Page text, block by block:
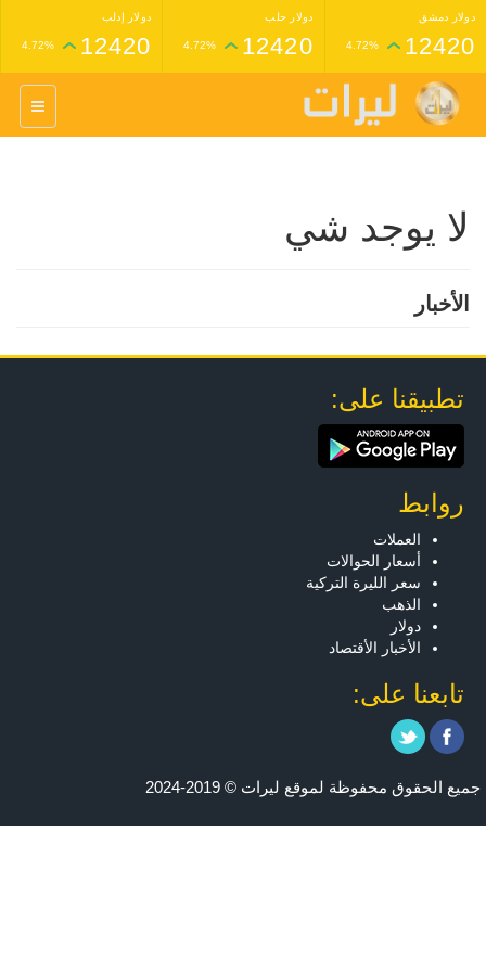
دولار دمشق
12420
4.72%
دولار حلب
12420
4.72%
دولار إدلب
12420
4.72%
غرام عيار 24 ذهب
1,398,000
4.33%
1,227,000
لا يوجد شي
الأخبار
تطبيقنا على:
روابط
العملات
أسعار الحوالات
سعر الليرة التركية
الذهب
دولار
الأخبار الأقتصاد
تابعنا على:
جميع الحقوق محفوظة لموقع ليرات © 2019-2024